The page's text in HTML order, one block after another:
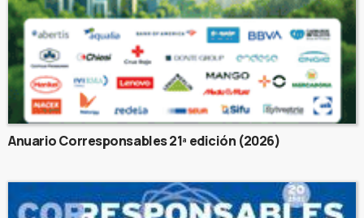
Anuario Corresponsables 21ª edición (2026)